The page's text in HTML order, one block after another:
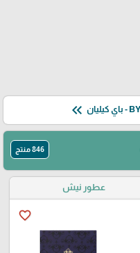
keyboard_double_arrow_left
846 منتج
عطور نيش
favorite_border